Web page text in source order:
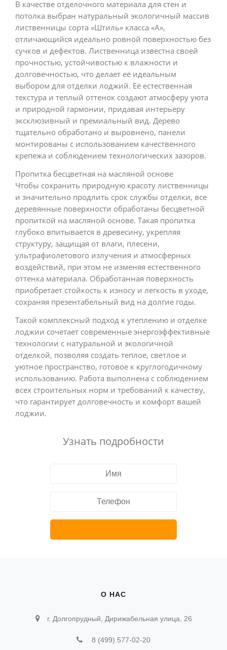
В качестве отделочного материала для стен и
потолка выбран натуральный экологичный массив
лиственницы сорта «Штиль» класса «А»,
отличающийся идеально ровной поверхностью без
сучков и дефектов. Лиственница известна своей
прочностью, устойчивостью к влажности и
долговечностью, что делает её идеальным
выбором для отделки лоджий. Её естественная
текстура и теплый оттенок создают атмосферу уюта
и природной гармонии, придавая интерьеру
эксклюзивный и премиальный вид. Дерево
тщательно обработано и выровнено, панели
монтированы с использованием качественного
крепежа и соблюдением технологических зазоров.
Пропитка бесцветная на масляной основе
Чтобы сохранить природную красоту лиственницы
и значительно продлить срок службы отделки, все
деревянные поверхности обработаны бесцветной
пропиткой на масляной основе. Такая пропитка
глубоко впитывается в древесину, укрепляя
структуру, защищая от влаги, плесени,
ультрафиолетового излучения и атмосферных
воздействий, при этом не изменяя естественного
оттенка материала. Обработанная поверхность
приобретает стойкость к износу и легкость в уходе,
сохраняя презентабельный вид на долгие годы.
Такой комплексный подход к утеплению и отделке
лоджии сочетает современные энергоэффективные
технологии с натуральной и экологичной
отделкой, позволяя создать теплое, светлое и
уютное пространство, готовое к круглогодичному
использованию. Работа выполнена с соблюдением
всех строительных норм и требований к качеству,
что гарантирует долговечность и комфорт вашей
лоджии.
Узнать подробности
О НАС
г. Долгопрудный, Дирижабельная улица, 26
8 (499) 577-02-20